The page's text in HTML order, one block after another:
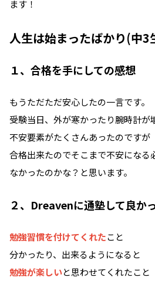
ます！
人生は始まったばかり(中3
１、合格を手にしての感想
もうただただ安心したの一言です。
受験当日、外が寒かったり腕時計が
不安要素がたくさんあったのですが
合格出来たのでそこまで不安になる
なかったのかな？と思います。
２、Dreavenに通塾して良か
勉強習慣を付けてくれたこと
分かったり、出来るようになると
勉強が楽しいと思わせてくれたこと